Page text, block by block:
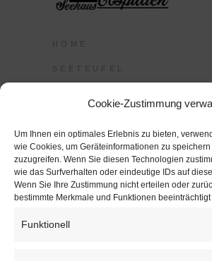
Cookie-Zustimmung
Um Ihnen ein optimales Erlebnis zu bieten,
wie Cookies, um Geräteinformationen zu
zuzugreifen. Wenn Sie diesen Technologien
wie das Surfverhalten oder eindeutige IDs auf
Wenn Sie Ihre Zustimmung nicht erteilen oder
bestimmte Merkmale und Funktionen
Funktionell
HOME
SEETEUFEL
COOKIE POLICY (EU)
FACEBOOK